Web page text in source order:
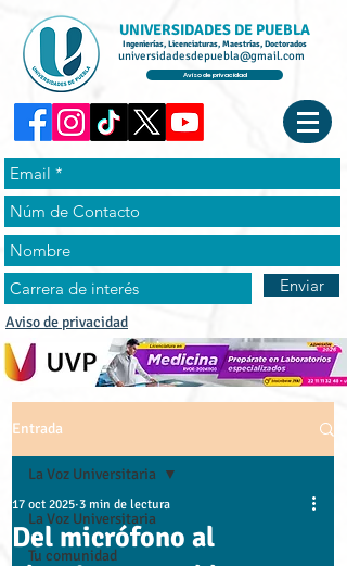
UNIVERSIDADES DE PUEBLA
Ingenierías, Licenciaturas, Maestrías, Doctorados
universidadesdepuebla@gmail.com
Aviso de privacidad
Enviar
Aviso de privacidad
Entrada
La Voz Universitaria
Tu comunidad
La Voz Universitaria
Del micrófono al
17 oct 2025 3 min de lectura